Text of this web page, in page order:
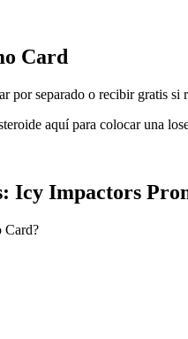
Card
separado o recibir gratis
aquí para colocar
Icy Impactors
Card?